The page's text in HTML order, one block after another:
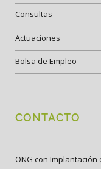
Consultas
Actuaciones
Bolsa de Empleo
CONTACTO
ONG con Implantación